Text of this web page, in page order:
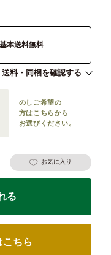
本送料無料
送料・同梱を確認する
のしご希望の
方はこちらから
お選びください。
お気に入り
る
こちら